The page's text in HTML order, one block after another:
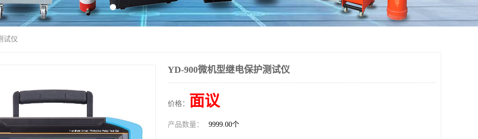
试仪
YD-900微机型继电保护测试仪
价格： 面议
产品数量： 9999.00个